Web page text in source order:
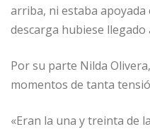
arriba, ni estaba
descarga hubiese llegado
Por su parte Nilda
momentos de tanta
«Eran la una y treinta de